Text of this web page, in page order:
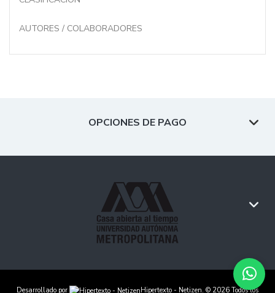
AUTORES / COLABORADORES
OPCIONES DE PAGO
Desarrollado por Hipertexto - Netizen. © 2026 Todos los